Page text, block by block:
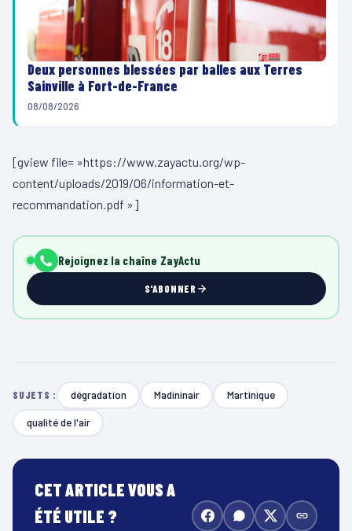
Deux personnes blessées par balles aux Terres
Sainville à Fort-de-France
08/08/2026
[gview file= »https://www.zayactu.org/wp-
content/uploads/2019/06/information-et-
recommandation.pdf »]
Rejoignez la chaîne ZayActu
S'ABONNER
SUJETS : dégradation Madininair Martinique
qualité de l'air
CET ARTICLE VOUS A
ÉTÉ UTILE ?